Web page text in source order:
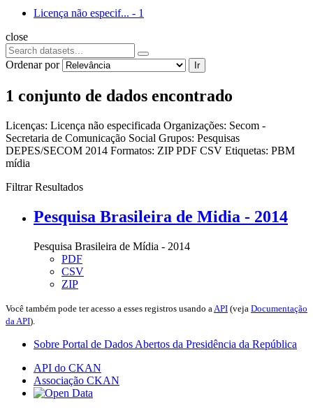
Licença não especif... - 1
close
Ordenar por Ir
1 conjunto de dados encontrado
Licenças: Licença não especificada Organizações: Secom -
Secretaria de Comunicação Social Grupos: Pesquisas
DEPES/SECOM 2014 Formatos: ZIPPDF CSV Etiquetas: PBM
mídia
Filtrar Resultados
Pesquisa Brasileira de Midia - 2014
Pesquisa Brasileira de Mídia - 2014
PDF
CSV
ZIP
Você também pode ter acesso a esses registros usando a API (veja Documentação
da API).
Sobre Portal de Dados Abertos da Presidência da República
API do CKAN
Associação CKAN